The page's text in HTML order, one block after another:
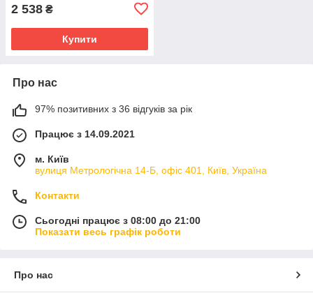
2 538 ₴
Купити
Про нас
97% позитивних з 36 відгуків за рік
Працює з 14.09.2021
м. Київ
вулиця Метрологічна 14-Б, офіс 401, Київ, Україна
Контакти
Сьогодні працює з 08:00 до 21:00
Показати весь графік роботи
Про нас